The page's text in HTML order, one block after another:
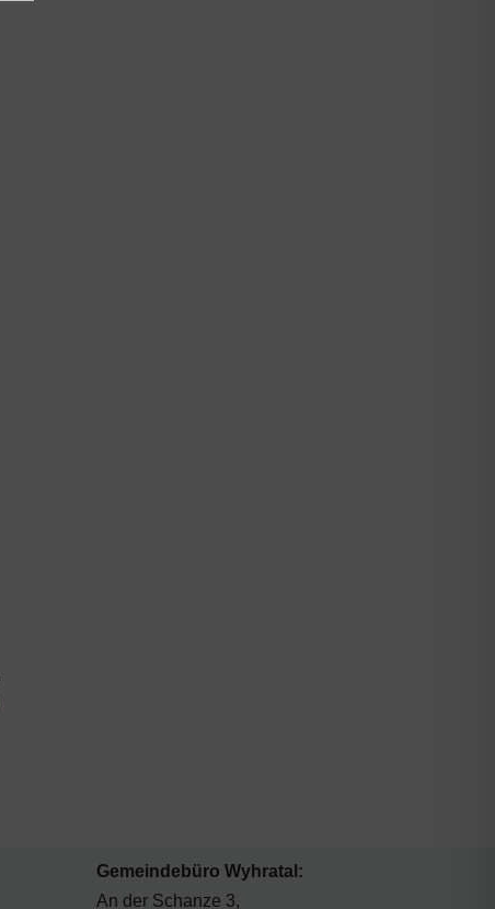
Gemeindebüro Wyhratal:
An der Schanze 3,